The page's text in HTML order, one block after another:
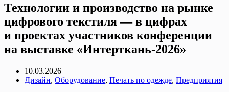
Технологии и производство на рынке
цифрового текстиля — в цифрах
и проектах участников конференции
на выставке «Интерткань-2026»
10.03.2026
Дизайн, Оборудование, Печать по одежде, Предприятия